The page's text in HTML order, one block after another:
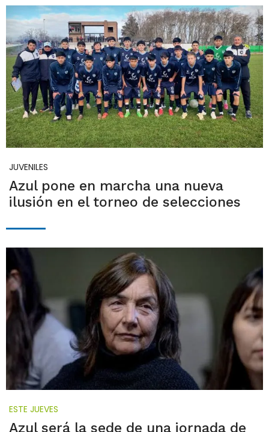
JUVENILES
Azul pone en marcha una nueva
ilusión en el torneo de selecciones
ESTE JUEVES
Azul será la sede de una jornada de